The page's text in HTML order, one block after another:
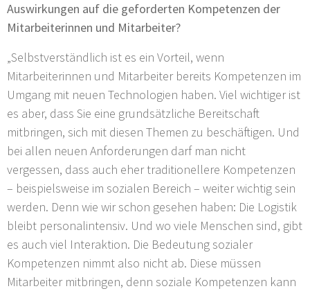
Auswirkungen auf die geforderten Kompetenzen der
Mitarbeiterinnen und Mitarbeiter?
„Selbstverständlich ist es ein Vorteil, wenn
Mitarbeiterinnen und Mitarbeiter bereits Kompetenzen im
Umgang mit neuen Technologien haben. Viel wichtiger ist
es aber, dass Sie eine grundsätzliche Bereitschaft
mitbringen, sich mit diesen Themen zu beschäftigen. Und
bei allen neuen Anforderungen darf man nicht
vergessen, dass auch eher traditionellere Kompetenzen
– beispielsweise im sozialen Bereich – weiter wichtig sein
werden. Denn wie wir schon gesehen haben: Die Logistik
bleibt personalintensiv. Und wo viele Menschen sind, gibt
es auch viel Interaktion. Die Bedeutung sozialer
Kompetenzen nimmt also nicht ab. Diese müssen
Mitarbeiter mitbringen, denn soziale Kompetenzen kann